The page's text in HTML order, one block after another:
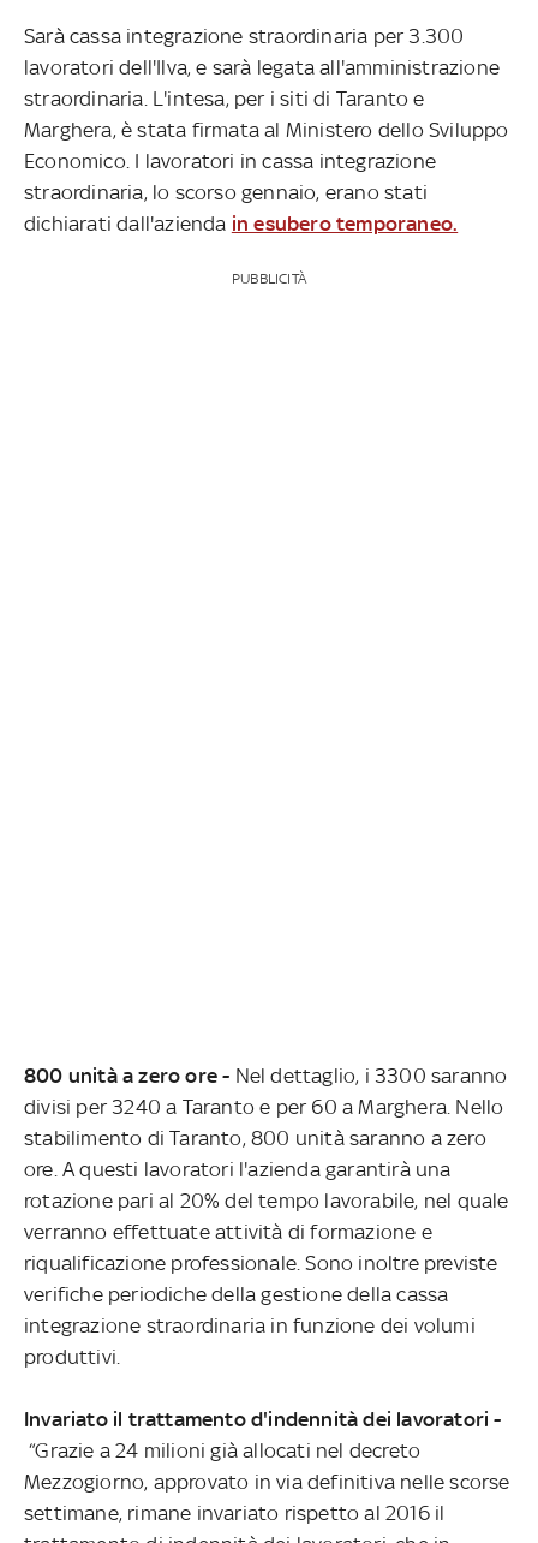
Sarà cassa integrazione straordinaria per 3.300
lavoratori dell'Ilva, e sarà legata all'amministrazione
straordinaria. L'intesa, per i siti di Taranto e
Marghera, è stata firmata al Ministero dello Sviluppo
Economico. I lavoratori in cassa integrazione
straordinaria, lo scorso gennaio, erano stati
dichiarati dall'azienda in esubero temporaneo.
PUBBLICITÀ
800 unità a zero ore - Nel dettaglio, i 3300 saranno
divisi per 3240 a Taranto e per 60 a Marghera. Nello
stabilimento di Taranto, 800 unità saranno a zero
ore. A questi lavoratori l'azienda garantirà una
rotazione pari al 20% del tempo lavorabile, nel quale
verranno effettuate attività di formazione e
riqualificazione professionale. Sono inoltre previste
verifiche periodiche della gestione della cassa
integrazione straordinaria in funzione dei volumi
produttivi.
Invariato il trattamento d'indennità dei lavoratori -
“Grazie a 24 milioni già allocati nel decreto
Mezzogiorno, approvato in via definitiva nelle scorse
settimane, rimane invariato rispetto al 2016 il